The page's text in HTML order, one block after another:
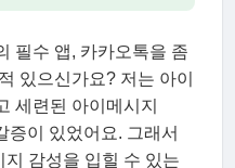
필수 앱, 카카오톡을 좀
있으신가요? 저는 아이
세련된 아이메시지
증이 있었어요. 그래서
감성을 입힐 수 있는